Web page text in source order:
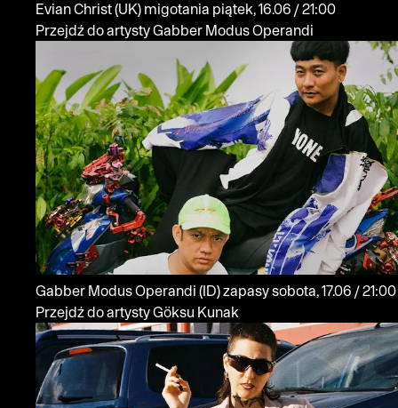
Evian Christ(UK) migotania
piątek, 16.06 / 21:00
Przejdź do artysty Gabber Modus Operandi
Gabber Modus Operandi (ID)zapasy
sobota, 17.06 / 21:00
Przejdź do artysty Göksu Kunak